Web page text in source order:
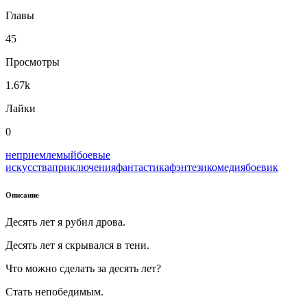
Главы
45
Просмотры
1.67k
Лайки
0
неприемлемыйбоевые
искусстваприключенияфантастикафэнтезикомедиябоевик
Описание
Десять лет я рубил дрова.
Десять лет я скрывался в тени.
Что можно сделать за десять лет?
Стать непобедимым.